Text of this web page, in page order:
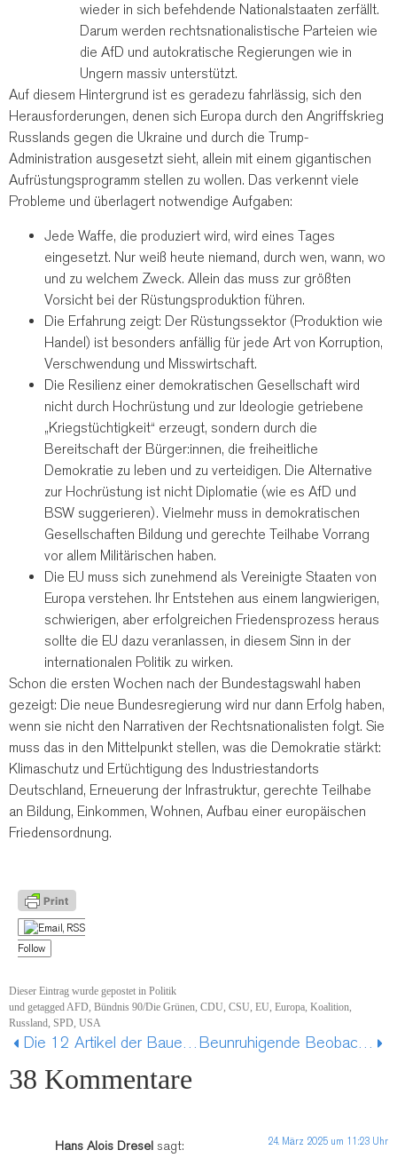
wieder in sich befehdende Nationalstaaten zerfällt.
Darum werden rechtsnationalistische Parteien wie
die AfD und autokratische Regierungen wie in
Ungern massiv unterstützt.
Auf diesem Hintergrund ist es geradezu fahrlässig, sich den
Herausforderungen, denen sich Europa durch den Angriffskrieg
Russlands gegen die Ukraine und durch die Trump-
Administration ausgesetzt sieht, allein mit einem gigantischen
Aufrüstungsprogramm stellen zu wollen. Das verkennt viele
Probleme und überlagert notwendige Aufgaben:
Jede Waffe, die produziert wird, wird eines Tages
eingesetzt. Nur weiß heute niemand, durch wen, wann, wo
und zu welchem Zweck. Allein das muss zur größten
Vorsicht bei der Rüstungsproduktion führen.
Die Erfahrung zeigt: Der Rüstungssektor (Produktion wie
Handel) ist besonders anfällig für jede Art von Korruption,
Verschwendung und Misswirtschaft.
Die Resilienz einer demokratischen Gesellschaft wird
nicht durch Hochrüstung und zur Ideologie getriebene
„Kriegstüchtigkeit“ erzeugt, sondern durch die
Bereitschaft der Bürger:innen, die freiheitliche
Demokratie zu leben und zu verteidigen. Die Alternative
zur Hochrüstung ist nicht Diplomatie (wie es AfD und
BSW suggerieren). Vielmehr muss in demokratischen
Gesellschaften Bildung und gerechte Teilhabe Vorrang
vor allem Militärischen haben.
Die EU muss sich zunehmend als Vereinigte Staaten von
Europa verstehen. Ihr Entstehen aus einem langwierigen,
schwierigen, aber erfolgreichen Friedensprozess heraus
sollte die EU dazu veranlassen, in diesem Sinn in der
internationalen Politik zu wirken.
Schon die ersten Wochen nach der Bundestagswahl haben
gezeigt: Die neue Bundesregierung wird nur dann Erfolg haben,
wenn sie nicht den Narrativen der Rechtsnationalisten folgt. Sie
muss das in den Mittelpunkt stellen, was die Demokratie stärkt:
Klimaschutz und Ertüchtigung des Industriestandorts
Deutschland, Erneuerung der Infrastruktur, gerechte Teilhabe
an Bildung, Einkommen, Wohnen, Aufbau einer europäischen
Friedensordnung.
Follow
Dieser Eintrag wurde gepostet in Politik
und getaggedAFD, Bündnis 90/Die Grünen, CDU, CSU, EU, Europa, Koalition,
Russland, SPD, USA
Die 12 Artikel der Bauern von 1525 – Ein Manifest der Freiheit Beunruhigende Beobachtungen – oder: Worauf jetzt zu achten ist
38 Kommentare
Hans Alois Dresel sagt: 24. März 2025 um 11:23 Uhr